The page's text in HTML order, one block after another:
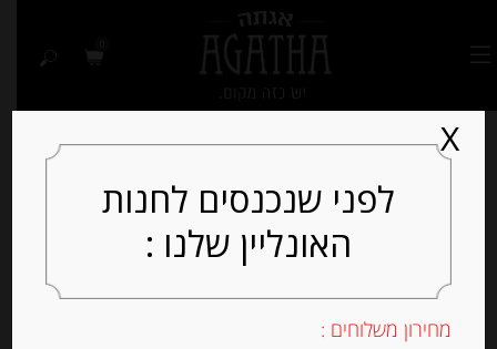
לפני שנכנסים לחנות
האונליין שלנו :
מחירון משלוחים :
X